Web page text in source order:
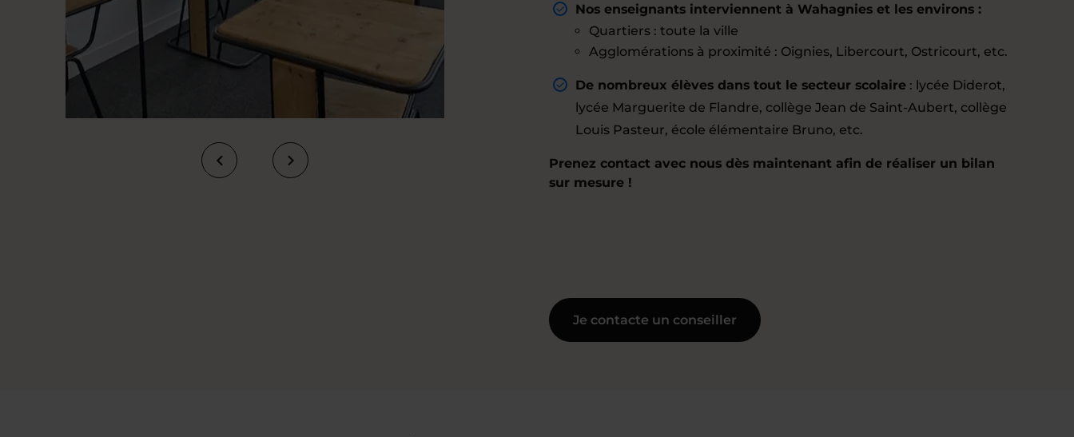
Nos enseignants interviennent à Wahagnies et les environs :
Quartiers : toute la ville
Agglomérations à proximité : Oignies, Libercourt, Ostricourt, etc.
De nombreux élèves dans tout le secteur scolaire : lycée Diderot,
lycée Marguerite de Flandre, collège Jean de Saint-Aubert, collège
Louis Pasteur, école élémentaire Bruno, etc.
Prenez contact avec nous dès maintenant afin de réaliser un bilan
sur mesure !
Je contacte un conseiller